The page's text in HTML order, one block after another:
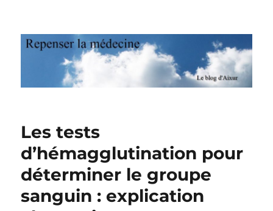
Repenser la médecine
Les tests
d’hémagglutination pour
déterminer le groupe
sanguin : explication